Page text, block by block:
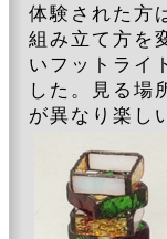
体験された方
組み立て方を
いフットライ
した。見る場
が異なり楽し